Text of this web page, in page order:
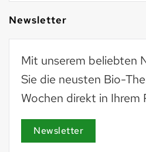
Newsletter
Mit unserem beliebten
Sie die neusten Bio-
Wochen direkt in Ihrem
Newsletter